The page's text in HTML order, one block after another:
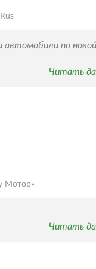
автомобили по новой
Читать
Мотор»
Читать